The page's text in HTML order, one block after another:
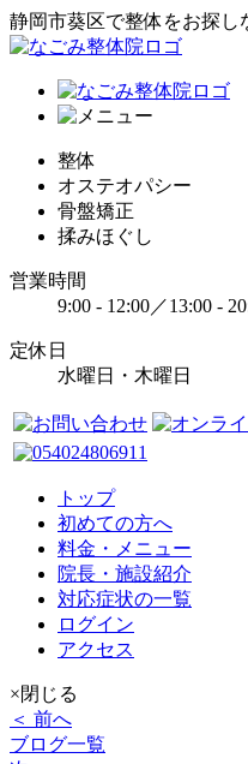
静岡市葵区で整体をお探し
整体
オステオパシー
骨盤矯正
揉みほぐし
営業時間
9:00 - 12:00／13:00 -
定休日
水曜日・木曜日
トップ
初めての方へ
料金・メニュー
院長・施設紹介
対応症状の一覧
ログイン
アクセス
×閉じる
＜ 前へ
ブログ一覧